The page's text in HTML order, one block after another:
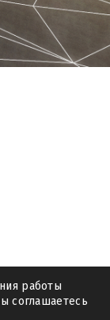
работы
соглашаетесь